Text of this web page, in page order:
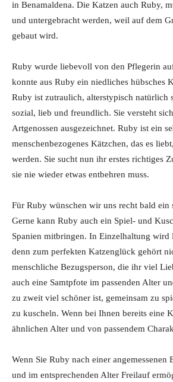
in Benamaldena. Die Katzen auch Ruby,
und untergebracht werden, weil auf dem
gebaut wird.
Ruby wurde liebevoll von den Pflegerin
konnte aus Ruby ein niedliches hübsches
Ruby ist zutraulich, alterstypisch natürlich
sozial, lieb und freundlich. Sie versteht
Artgenossen ausgezeichnet. Ruby ist ein
menschenbezogenes Kätzchen, das es
werden. Sie sucht nun ihr erstes richtiges
sie nie wieder etwas entbehren muss.
Für Ruby wünschen wir uns recht bald ein
Gerne kann Ruby auch ein Spiel- und
Spanien mitbringen. In Einzelhaltung
denn zum perfekten Katzenglück gehört
menschliche Bezugsperson, die ihr viel
auch eine Samtpfote im passenden Alter
zu zweit viel schöner ist, gemeinsam zu
zu kuscheln. Wenn bei Ihnen bereits eine
ähnlichen Alter und von passendem
Wenn Sie Ruby nach einer angemessenen
und im entsprechenden Alter Freilauf